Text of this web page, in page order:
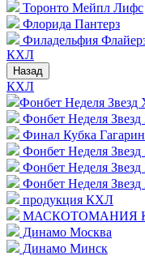
Торонто Мейпл Лифс
Флорида Пантерз
Филадельфия
КХЛ
Назад
КХЛ
Фонбет Неделя Звезд
Фонбет Неделя Звезд
Финал Кубка
Фонбет Неделя Звезд
Фонбет Неделя Звезд
Фонбет Неделя Звезд
продукция КХЛ
МАСКОТОМАНИЯ
Динамо Москва
Динамо Минск